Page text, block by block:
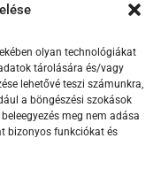
olyan technológiákat
tárolására és/vagy
lehetővé teszi számunkra,
a böngészési szokások
meg nem adása
bizonyos funkciókat és
szabályzat